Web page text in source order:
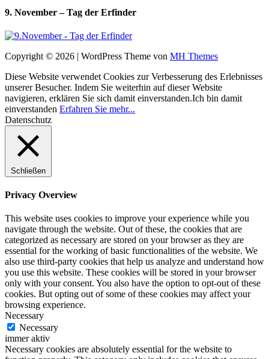
9. November – Tag der Erfinder
Copyright © 2026 | WordPress Theme von MH Themes
Diese Website verwendet Cookies zur Verbesserung des Erlebnisses
unserer Besucher. Indem Sie weiterhin auf dieser Website
navigieren, erklären Sie sich damit einverstanden.Ich bin damit
einverstanden Erfahren Sie mehr...
Datenschutz
Schließen
Privacy Overview
This website uses cookies to improve your experience while you
navigate through the website. Out of these, the cookies that are
categorized as necessary are stored on your browser as they are
essential for the working of basic functionalities of the website. We
also use third-party cookies that help us analyze and understand how
you use this website. These cookies will be stored in your browser
only with your consent. You also have the option to opt-out of these
cookies. But opting out of some of these cookies may affect your
browsing experience.
Necessary
Necessary
immer aktiv
Necessary cookies are absolutely essential for the website to